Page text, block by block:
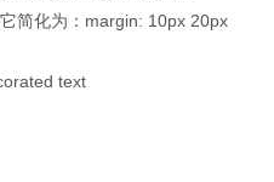
简化为：margin: 10px 20px
text